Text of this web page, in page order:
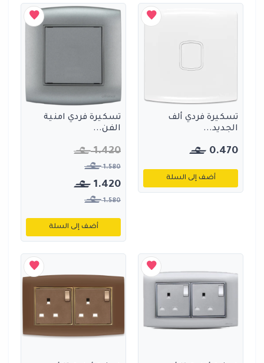
تسكيرة فردي ألف
الجديد...
0.470
أضف إلى السلة
تسكيرة فردي امنية
الفن...
1.420
1.580
1.420
1.580
أضف إلى السلة